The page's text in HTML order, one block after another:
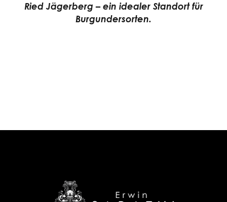
Ried Jägerberg – ein idealer Standort für
Burgundersorten.